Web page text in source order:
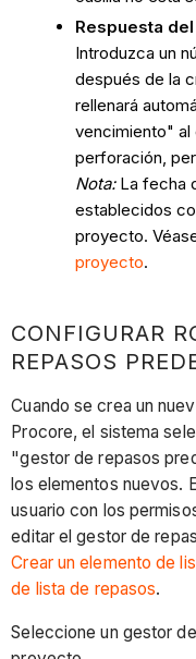
Respuesta
Introduzca un
después de la
rellenará
vencimiento" al
perforación,
Nota:La fecha
establecidos
proyecto.
proyecto.
CONFIGURAR
REPASOS
Cuando se crea un
Procore, el sistema
"gestor de repasos
los elementos nuevos.
usuario con los
editar el gestor de
Crear un elemento de
de lista de repasos.
Seleccione un gestor